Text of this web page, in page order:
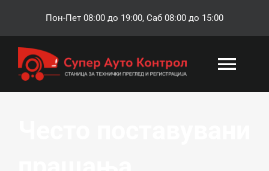
content
Пон-Пет 08:00 до 19:00, Саб 08:00 до 15:00